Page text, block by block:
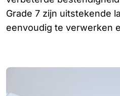
Grade 7 zijn uitstekende
eenvoudig te verwerken